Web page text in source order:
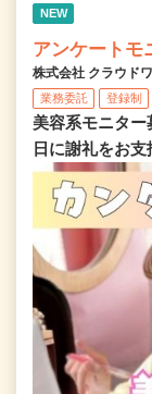
NEW
アンケートモ
株式会社 クラウド
業務委託 登録制
美容系モニター
日に謝礼をお